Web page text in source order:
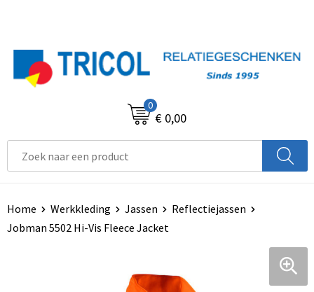
0
€ 0,00
Home Werkkleding Jassen
Reflectiejassen
Jobman 5502 Hi-Vis Fleece Jacket